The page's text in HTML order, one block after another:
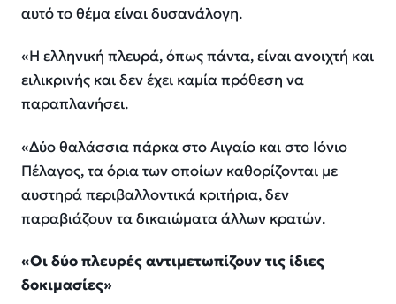
αυτό το θέμα είναι δυσανάλογη.
«Η ελληνική πλευρά, όπως πάντα, είναι ανοιχτή και
ειλικρινής και δεν έχει καμία πρόθεση να
παραπλανήσει.
«Δύο θαλάσσια πάρκα στο Αιγαίο και στο Ιόνιο
Πέλαγος, τα όρια των οποίων καθορίζονται με
αυστηρά περιβαλλοντικά κριτήρια, δεν
παραβιάζουν τα δικαιώματα άλλων κρατών.
«Οι δύο πλευρές αντιμετωπίζουν τις ίδιες
δοκιμασίες»